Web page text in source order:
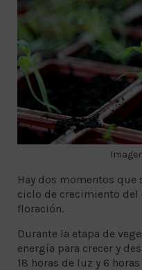
Hay dos momentos que
ciclo de crecimiento del
floración.
Durante la etapa de
energía para crecer y
18 horas de luz y 6